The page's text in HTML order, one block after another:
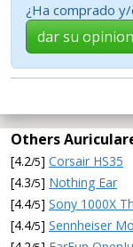
¿Ha comprado
dar su opinion
Others
[4.2/5] Corsair HS35
[4.3/5] Nothing Ear
[4.4/5] Sony 1000X
[4.4/5] Sennheiser